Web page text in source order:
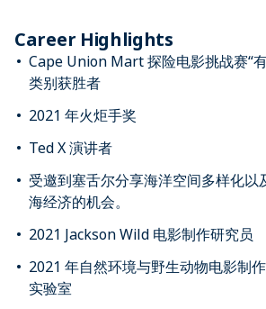
Career Highlights
Cape Union Mart 探险电影挑战赛“
类别获胜者
2021 年火炬手奖
Ted X 演讲者
受邀到塞舌尔分享海洋空间多样化以
海经济的机会。
2021 Jackson Wild 电影制作研究员
2021 年自然环境与野生动物电影制
实验室